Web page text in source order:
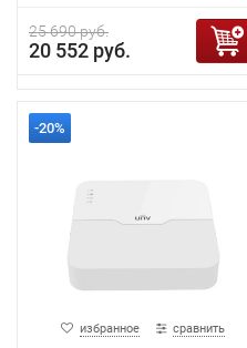
25 690 руб.
20 552 руб.
-20%
избранное сравнить